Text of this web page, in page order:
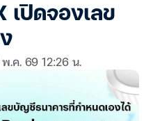
เปิดจองเลข
.ค. 69 12:26 น.